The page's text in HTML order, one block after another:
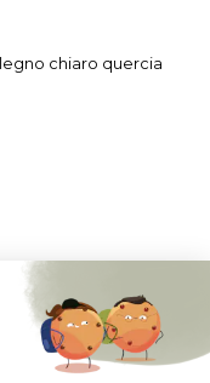
chiaro quercia